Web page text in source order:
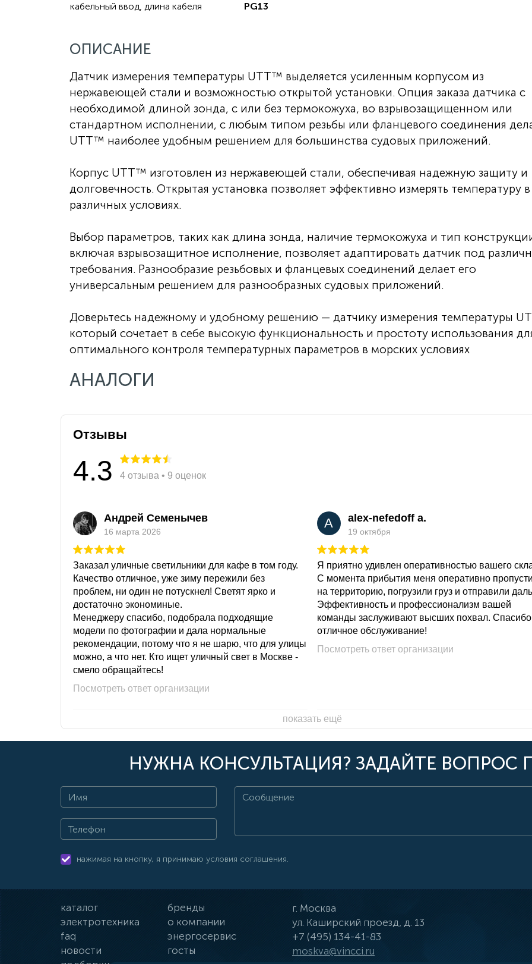
кабельный ввод, длина кабеля PG13
ОПИСАНИЕ
Датчик измерения температуры UTT™ выделяется усиленным корпусом из
нержавеющей стали и возможностью открытой установки. Опция заказа датчика с
необходимой длиной зонда, с или без термокожуха, во взрывозащищенном или
стандартном исполнении, с любым типом резьбы или фланцевого соединения
UTT™ наиболее удобным решением для большинства судовых приложений.
Корпус UTT™ изготовлен из нержавеющей стали, обеспечивая надежную защиту и
долговечность. Открытая установка позволяет эффективно измерять температуру в
различных условиях.
Выбор параметров, таких как длина зонда, наличие термокожуха и тип
включая взрывозащитное исполнение, позволяет адаптировать датчик под
требования. Разнообразие резьбовых и фланцевых соединений делает его
универсальным решением для разнообразных судовых приложений.
Доверьтесь надежному и удобному решению — датчику измерения температуры
который сочетает в себе высокую функциональность и простоту использования
оптимального контроля температурных параметров в морских условиях
АНАЛОГИ
Отзывы
4.3 4 отзыва • 9 оценок
Андрей Семенычев
16 марта 2026
Заказал уличные светильники для кафе в том году.
Качество отличное, уже зиму пережили без
проблем, ни один не потускнел! Светят ярко и
достаточно экономиные.
Менеджеру спасибо, подобрала подходящие
модели по фотографии и дала нормальные
рекомендации, потому что я не шарю, что для улицы
можно, а что нет. Кто ищет уличный свет в Москве -
смело обращайтесь!
Посмотреть ответ организации
A alex-nefedoff a.
19 октября
Я приятно удивлен оперативностью вашего
С момента прибытия меня оперативно
на территорию, погрузили груз и отправили
Эффективность и профессионализм вашей
команды заслуживают высших похвал. Спасибо
отличное обслуживание!
Посмотреть ответ организации
показать ещё
НУЖНА КОНСУЛЬТАЦИЯ? ЗАДАЙТЕ ВОПРОС
нажимая на кнопку, я принимаю условия соглашения.
каталог
бренды
электротехника
о компании
faq
энергосервис
новости
госты
г. Москва
ул. Каширский проезд, д. 13
+7 (495) 134-41-83
moskva@vincci.ru